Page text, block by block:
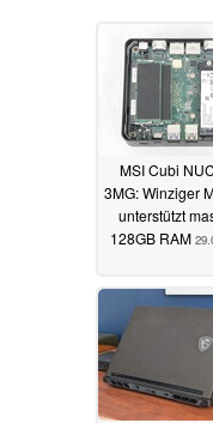
MSI Cubi
3MG: Winziger
unterstützt
128GB RAM